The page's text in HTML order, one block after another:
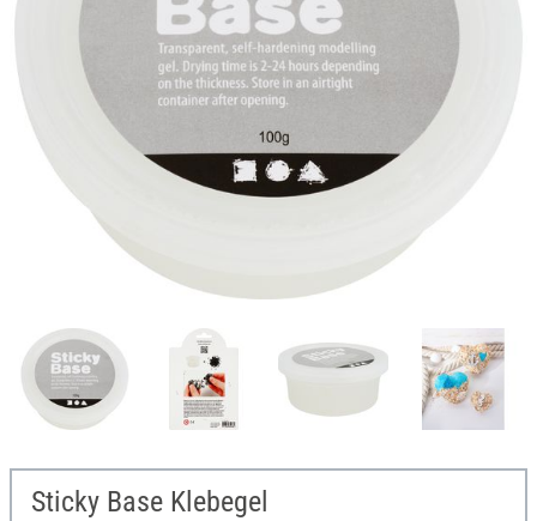
Sticky Base Klebegel